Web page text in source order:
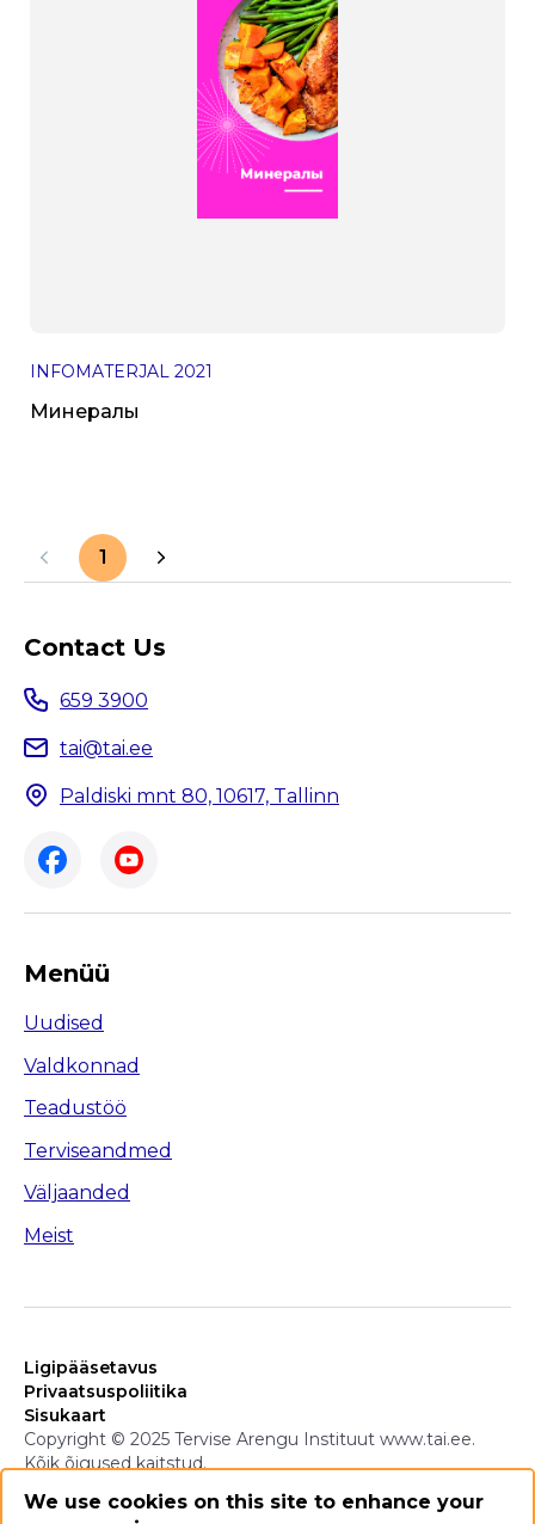
INFOMATERJAL 2021
Минералы
1
Contact Us
659 3900
tai@tai.ee
Paldiski mnt 80, 10617, Tallinn
Menüü
Uudised
Valdkonnad
Teadustöö
Terviseandmed
Väljaanded
Meist
Copyright © 2025 Tervise Arengu Instituut www.tai.ee.
Kõik õigused kaitstud.
Ligipääsetavus
Privaatsuspoliitika
Sisukaart
We use cookies on this site to enhance your